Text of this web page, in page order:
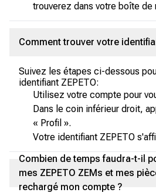
trouverez dans votre boîte de
Comment trouver votre
Suivez les étapes ci-dessous
identifiant ZEPETO:
Utilisez votre compte pour
Dans le coin inférieur droit,
« Profil ».
Votre identifiant ZEPETO
Combien de temps faudra-t-il
mes ZEPETO ZEMs et mes
rechargé mon compte ?